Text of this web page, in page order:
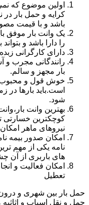
اولین موضوع که
کرایه و حمل بار در
باشد و با قیمت
یک وانت بار موفق
را دارا باشد و
دارای کارگرانی
رانندگانی مجرب و
بار مجهز و سالم.
خوش قول و محبوب
است.باید بارها در
شود.
بهترین وانت
کوچکترین خسارتی
نیروهای ماهر
امکان صدور بیمه
نامه یکی از مهم
های باربری از آن
تعطیل
حمل بار بین شهری و
حمل و نقل اسباب و